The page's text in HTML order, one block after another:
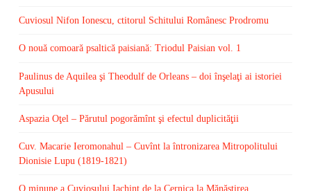
Cuviosul Nifon Ionescu, ctitorul Schitului Românesc Prodromu
O nouă comoară psaltică paisiană: Triodul Paisian vol. 1
Paulinus de Aquilea şi Theodulf de Orleans – doi înşelaţi ai istoriei
Apusului
Aspazia Oţel – Părutul pogorămînt şi efectul duplicităţii
Cuv. Macarie Ieromonahul – Cuvînt la întronizarea Mitropolitului
Dionisie Lupu (1819-1821)
O minune a Cuviosului Iachint de la Cernica la Mănăstirea